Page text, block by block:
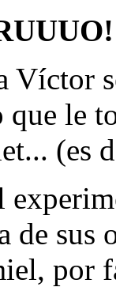
Víctor
le
(es
de sus
por